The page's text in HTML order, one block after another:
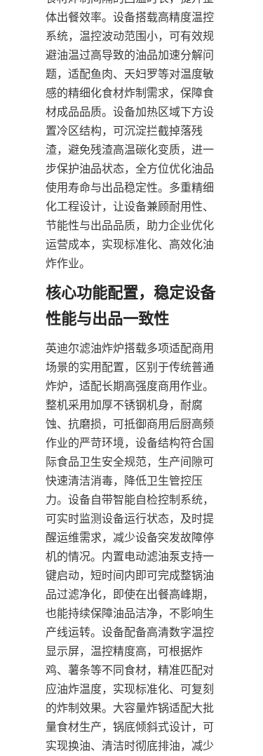
体出餐效率。设备搭载高精度温控
系统，温控波动范围小，可有效规
避油温过高导致的油品加速分解问
题，适配鱼肉、天妇罗等对温度敏
感的精细化食材炸制需求，保障食
材成品品质。设备加热区域下方设
置冷区结构，可沉淀拦截掉落残
渣，避免残渣高温碳化变质，进一
步保护油品状态，全方位优化油品
使用寿命与出品稳定性。多重精细
化工程设计，让设备兼顾耐用性、
节能性与出品品质，助力企业优化
运营成本，实现标准化、高效化油
炸作业。
核心功能配置，稳定设备
性能与出品一致性
英迪尔滤油炸炉搭载多项适配商用
场景的实用配置，区别于传统普通
炸炉，适配长期高强度商用作业。
整机采用加厚不锈钢机身，耐腐
蚀、抗磨损，可抵御商用后厨高频
作业的严苛环境，设备结构符合国
际食品卫生安全规范，生产间隙可
快速清洁消毒，降低卫生管控压
力。设备自带智能自检控制系统，
可实时监测设备运行状态，及时提
醒运维需求，减少设备突发故障停
机的情况。内置电动滤油泵支持一
键启动，短时间内即可完成整锅油
品过滤净化，即使在出餐高峰期，
也能持续保障油品洁净，不影响生
产线运转。设备配备高清数字温控
显示屏，温控精度高，可根据炸
鸡、薯条等不同食材，精准匹配对
应油炸温度，实现标准化、可复刻
的炸制效果。大容量炸锅适配大批
量食材生产，锅底倾斜式设计，可
实现换油、清洁时彻底排油，减少